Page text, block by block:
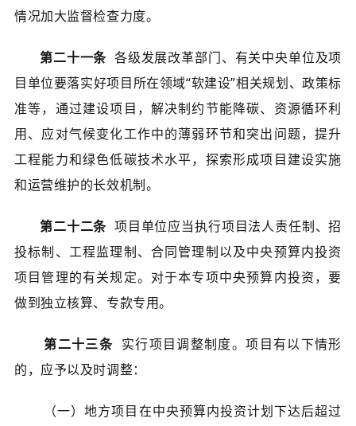
情况加大监督检查力度。
第二十一条 各级发展改革部门、有关中央单位及项
目单位要落实好项目所在领域“软建设”相关规划、政策标
准等，通过建设项目，解决制约节能降碳、资源循环利
用、应对气候变化工作中的薄弱环节和突出问题，提升
工程能力和绿色低碳技术水平，探索形成项目建设实施
和运营维护的长效机制。
第二十二条 项目单位应当执行项目法人责任制、招
投标制、工程监理制、合同管理制以及中央预算内投资
项目管理的有关规定。对于本专项中央预算内投资，要
做到独立核算、专款专用。
第二十三条 实行项目调整制度。项目有以下情形
的，应予以及时调整：
（一）地方项目在中央预算内投资计划下达后超过